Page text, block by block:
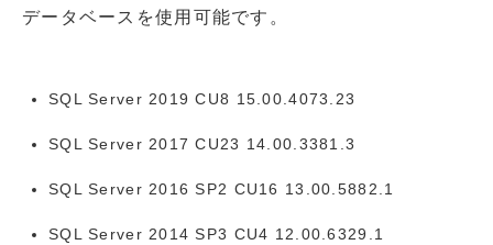
データベースを使用可能です。
SQL Server 2019 CU8 15.00.4073.23
SQL Server 2017 CU23 14.00.3381.3
SQL Server 2016 SP2 CU16 13.00.5882.1
SQL Server 2014 SP3 CU4 12.00.6329.1